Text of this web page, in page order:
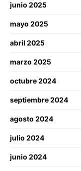
junio 2025
mayo 2025
abril 2025
marzo 2025
octubre 2024
septiembre 2024
agosto 2024
julio 2024
junio 2024